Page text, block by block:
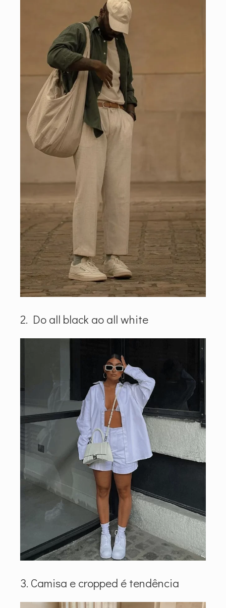
2. Do all black ao all white
3. Camisa e cropped é tendência